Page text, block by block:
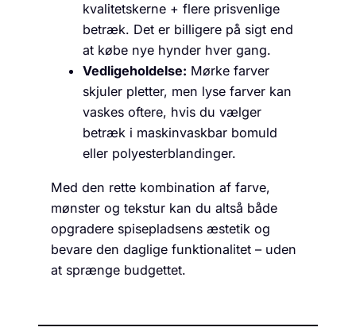
kvalitetskerne + flere prisvenlige
betræk. Det er billigere på sigt end
at købe nye hynder hver gang.
Vedligeholdelse: Mørke farver
skjuler pletter, men lyse farver kan
vaskes oftere, hvis du vælger
betræk i maskinvaskbar bomuld
eller polyesterblandinger.
Med den rette kombination af farve,
mønster og tekstur kan du altså både
opgradere spisepladsens æstetik og
bevare den daglige funktionalitet – uden
at sprænge budgettet.